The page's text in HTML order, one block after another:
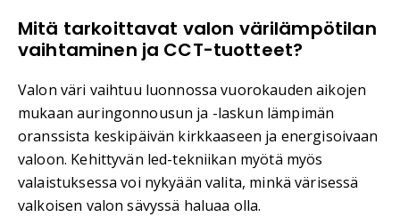
Mitä tarkoittavat valon värilämpötilan
vaihtaminen ja CCT-tuotteet?
Valon väri vaihtuu luonnossa vuorokauden aikojen
mukaan auringonnousun ja -laskun lämpimän
oranssista keskipäivän kirkkaaseen ja energisoivaan
valoon. Kehittyvän led-tekniikan myötä myös
valaistuksessa voi nykyään valita, minkä värisessä
valkoisen valon sävyssä haluaa olla.